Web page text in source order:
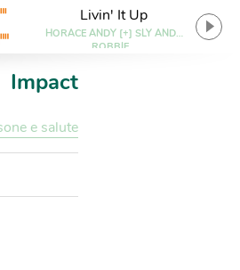
Livin' It Up
HORACE ANDY [+] SLY AND
ROBBIE
Impact
e salute